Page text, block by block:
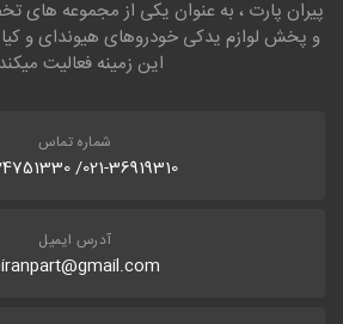
پیران پارت ، به عنوان یکی از مجموعه های
این زمینه فعالیت
شماره تماس
021-36919310/ 09124751330
آدرس ایمیل